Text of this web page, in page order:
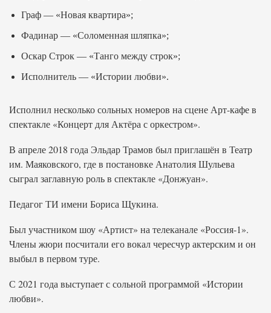
Граф — «Новая квартира»;
Фадинар — «Соломенная шляпка»;
Оскар Строк — «Танго между строк»;
Исполнитель — «Истории любви».
Исполнил несколько сольных номеров на сцене Арт-кафе в
спектакле «Концерт для Актёра с оркестром».
В апреле 2018 года Эльдар Трамов был приглашён в Театр
им. Маяковского, где в постановке Анатолия Шульева
сыграл заглавную роль в спектакле «Донжуан».
Педагог ТИ имени Бориса Щукина.
Был участником шоу «Артист» на телеканале «Россия-1».
Члены жюри посчитали его вокал чересчур актерским и он
выбыл в первом туре.
С 2021 года выступает с сольной программой «Истории
любви».